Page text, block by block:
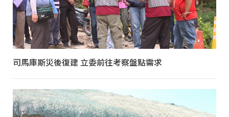
司馬庫斯災後復建 立委前往考察盤點需求